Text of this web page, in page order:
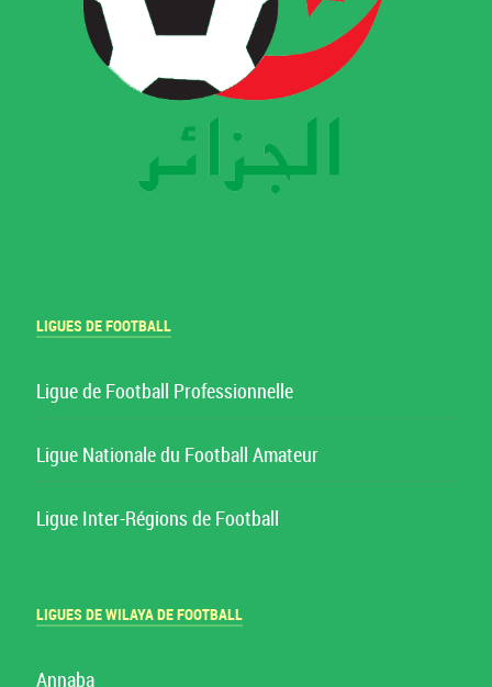
LIGUES DE FOOTBALL
Ligue de Football Professionnelle
Ligue Nationale du Football Amateur
Ligue Inter-Régions de Football
LIGUES DE WILAYA DE FOOTBALL
Annaba